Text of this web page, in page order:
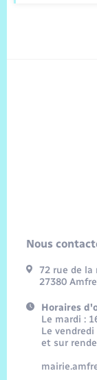
Nous
72 rue de la
27380
Horaires
Le mardi :
Le
et sur